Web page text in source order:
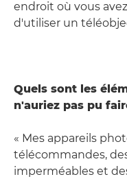
endroit où vous
d'utiliser un
Quels sont les
n'auriez pas pu
« Mes appareils
télécommandes,
imperméables et